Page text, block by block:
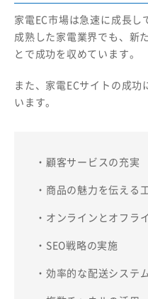
家電EC市場は急速に成長し
成熟した家電業界でも、新
とで成功を収めています。
また、家電ECサイトの成
います。
・顧客サービスの充実
・商品の魅力を伝える
・オンラインとオフラ
・SEO戦略の実施
・効率的な配送システ